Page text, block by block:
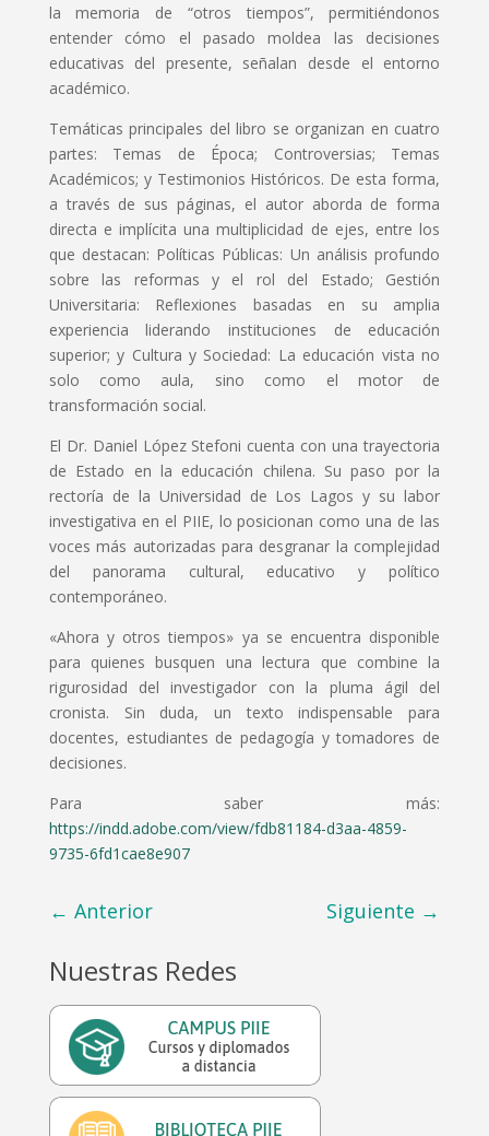
la memoria de “otros tiempos”, permitiéndonos
entender cómo el pasado moldea las decisiones
educativas del presente, señalan desde el entorno
académico.
Temáticas principales del libro se organizan en cuatro
partes: Temas de Época; Controversias; Temas
Académicos; y Testimonios Históricos. De esta forma,
a través de sus páginas, el autor aborda de forma
directa e implícita una multiplicidad de ejes, entre los
que destacan: Políticas Públicas: Un análisis profundo
sobre las reformas y el rol del Estado; Gestión
Universitaria: Reflexiones basadas en su amplia
experiencia liderando instituciones de educación
superior; y Cultura y Sociedad: La educación vista no
solo como aula, sino como el motor de
transformación social.
El Dr. Daniel López Stefoni cuenta con una trayectoria
de Estado en la educación chilena. Su paso por la
rectoría de la Universidad de Los Lagos y su labor
investigativa en el PIIE, lo posicionan como una de las
voces más autorizadas para desgranar la complejidad
del panorama cultural, educativo y político
contemporáneo.
«Ahora y otros tiempos» ya se encuentra disponible
para quienes busquen una lectura que combine la
rigurosidad del investigador con la pluma ágil del
cronista. Sin duda, un texto indispensable para
docentes, estudiantes de pedagogía y tomadores de
decisiones.
Para saber más:
https://indd.adobe.com/view/fdb81184-d3aa-4859-
9735-6fd1cae8e907
← Anterior Siguiente →
Nuestras Redes